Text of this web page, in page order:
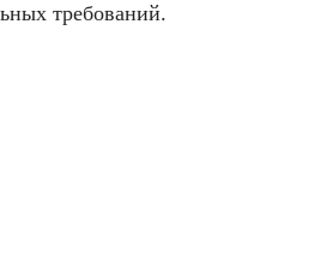
требований.